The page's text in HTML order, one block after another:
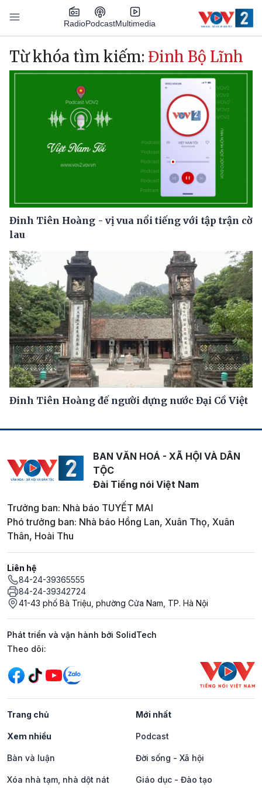
Nhảy đến nội dung
RadioPodcastMultimedia
Main navigation
Từ khóa tìm kiếm: Đinh Bộ Lĩnh
Đinh Tiên Hoàng - vị vua nổi tiếng với tập trận cờ
lau
Đinh Tiên Hoàng đế người dựng nước Đại Cồ Việt
BAN VĂN HOÁ - XÃ HỘI VÀ DÂN
TỘC
Đài Tiếng nói Việt Nam
Trưởng ban: Nhà báo TUYẾT MAI
Phó trưởng ban: Nhà báo Hồng Lan, Xuân Thọ, Xuân
Thân, Hoài Thu
Liên hệ
84-24-39365555
84-24-39342724
41-43 phố Bà Triệu, phường Cửa Nam, TP. Hà Nội
Phát triển và vận hành bởi SolidTech
Mạng xã hội
Theo dõi:
Trang chủ Mới nhất
Xem nhiều Podcast
Bàn và luận Đời sống - Xã hội
Xóa nhà tạm, nhà dột nát Giáo dục - Đào tạo